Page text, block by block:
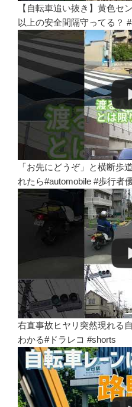
【自転車追い抜き】黄色セ
以上の安全間隔守ってる？
「お先にどうぞ」と横断歩
れたら#automobile #歩行者
右直事故ヒヤリ突然現れる
わかる#ドラレコ #shorts